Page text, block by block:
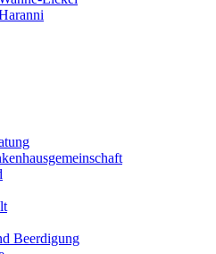
Beerdigung